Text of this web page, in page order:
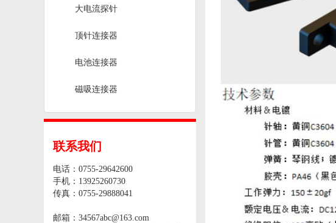
大电流探针
顶针连接器
电池连接器
磁吸连接器
联系我们
电话：0755-29642600
手机：13925260730
传真：0755-29888041
邮箱：34567abc@163.com